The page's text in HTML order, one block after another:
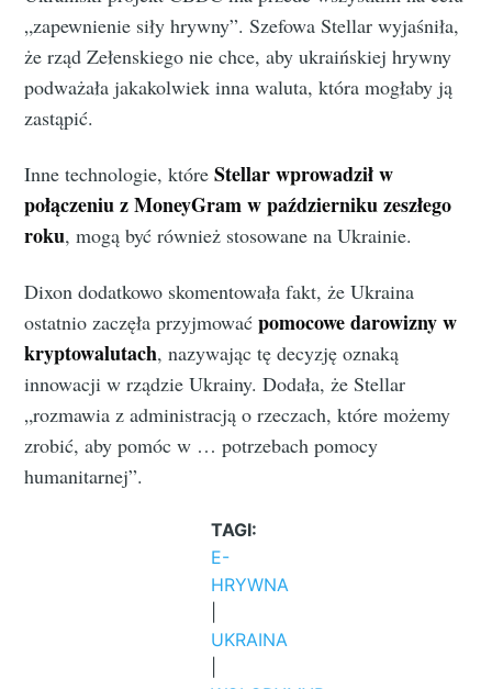
„zapewnienie siły hrywny”. Szefowa Stellar wyjaśniła,
że ​​rząd Zełenskiego nie chce, aby ukraińskiej hrywny
podważała jakakolwiek inna waluta, która mogłaby ją
zastąpić.
Inne technologie, któreStellar wprowadził w
połączeniu z MoneyGram w październiku zeszłego
roku, mogą być również stosowane na Ukrainie.
Dixon dodatkowo skomentowała fakt, że Ukraina
ostatnio zaczęła przyjmowaćpomocowe darowizny w
kryptowalutach, nazywając tę ​​decyzję oznaką
innowacji w rządzie Ukrainy. Dodała, że ​​Stellar
„rozmawia z administracją o rzeczach, które możemy
zrobić, aby pomóc w … potrzebach pomocy
humanitarnej”.
TAGI:
E-
HRYWNA
UKRAINA